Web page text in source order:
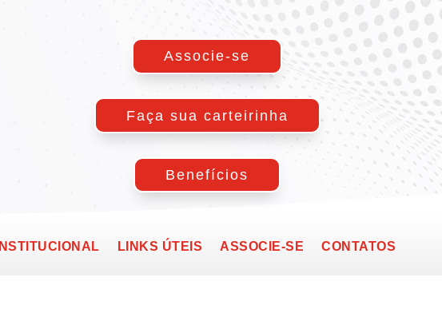
Associe-se
Faça sua carteirinha
Benefícios
INSTITUCIONAL LINKS ÚTEIS ASSOCIE-SE CONTATOS